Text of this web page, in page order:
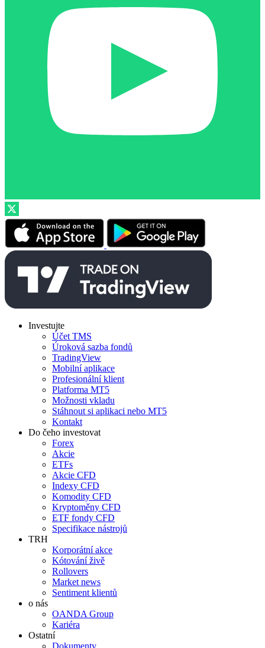
Investujte
Účet TMS
Úroková sazba fondů
TradingView
Mobilní aplikace
Profesionální klient
Platforma MT5
Možnosti vkladu
Stáhnout si aplikaci nebo MT5
Kontakt
Do čeho investovat
Forex
Akcie
ETFs
Akcie CFD
Indexy CFD
Komodity CFD
Kryptoměny CFD
ETF fondy CFD
Specifikace nástrojů
TRH
Korporátní akce
Kótování živě
Rollovers
Market news
Sentiment klientů
o nás
OANDA Group
Kariéra
Ostatní
Dokumenty